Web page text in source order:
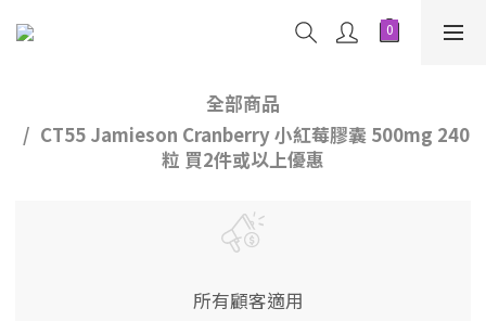
全部商品
CT55 Jamieson Cranberry 小紅莓膠囊 500mg 240
粒 買2件或以上優惠
所有顧客適用